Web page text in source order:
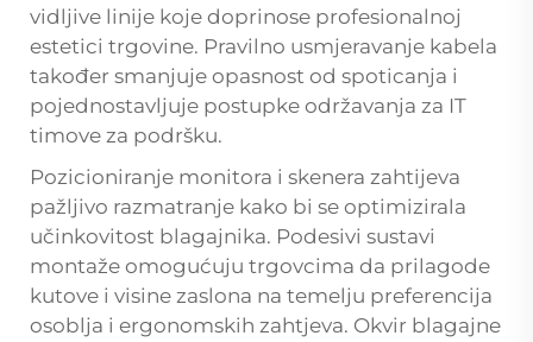
vidljive linije koje doprinose profesionalnoj
estetici trgovine. Pravilno usmjeravanje kabela
također smanjuje opasnost od spoticanja i
pojednostavljuje postupke održavanja za IT
timove za podršku.
Pozicioniranje monitora i skenera zahtijeva
pažljivo razmatranje kako bi se optimizirala
učinkovitost blagajnika. Podesivi sustavi
montaže omogućuju trgovcima da prilagode
kutove i visine zaslona na temelju preferencija
osoblja i ergonomskih zahtjeva. Okvir blagajne